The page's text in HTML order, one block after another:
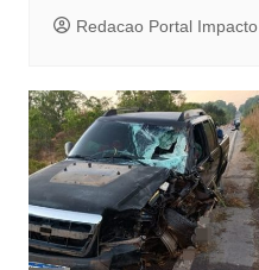
Redacao Portal Impacto